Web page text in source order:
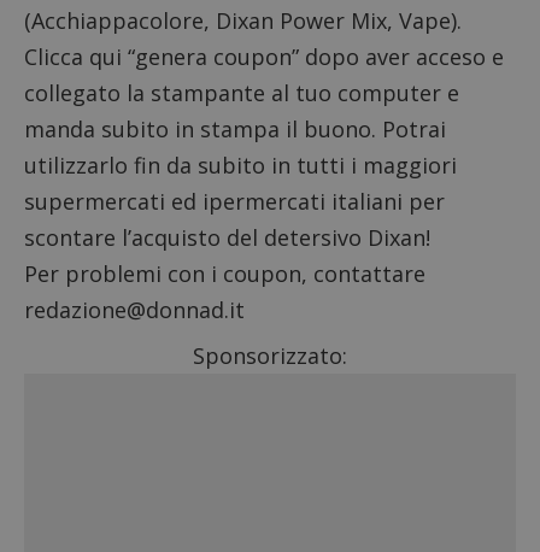
(Acchiappacolore, Dixan Power Mix, Vape).
Clicca qui “genera coupon” dopo aver acceso e
collegato la stampante al tuo computer e
manda subito in stampa il buono. Potrai
utilizzarlo fin da subito in tutti i maggiori
supermercati ed ipermercati italiani per
scontare l’acquisto del detersivo Dixan!
Per problemi con i coupon, contattare
redazione@donnad.it
Sponsorizzato: